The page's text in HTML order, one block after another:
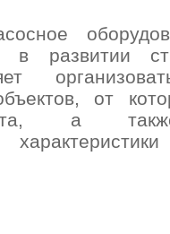
в развитии
от
а